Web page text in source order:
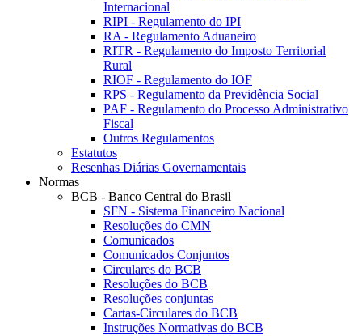
Internacional
RIPI - Regulamento do IPI
RA - Regulamento Aduaneiro
RITR - Regulamento do Imposto Territorial
Rural
RIOF - Regulamento do IOF
RPS - Regulamento da Previdência Social
PAF - Regulamento do Processo Administrativo
Fiscal
Outros Regulamentos
Estatutos
Resenhas Diárias Governamentais
Normas
BCB - Banco Central do Brasil
SFN - Sistema Financeiro Nacional
Resoluções do CMN
Comunicados
Comunicados Conjuntos
Circulares do BCB
Resoluções do BCB
Resoluções conjuntas
Cartas-Circulares do BCB
Instruções Normativas do BCB